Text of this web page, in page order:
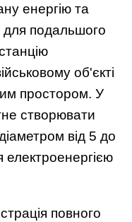
енергію та
для подальшого
об'єкті
простором. У
створювати
від 5 до
електроенергією
повного